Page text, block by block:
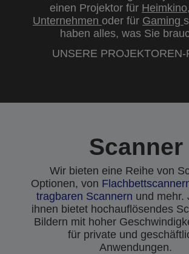
einen Projektor für Heimkino
Unternehmen oder für Gaming
haben alles, was Sie
UNSERE PROJEKTOREN-
Scanner
Wir bieten eine Reihe von
Optionen, von
tragbaren Scannern und mehr.
ihnen bietet hochauflösendes
Bildern mit hoher
für private und
Anwendungen.